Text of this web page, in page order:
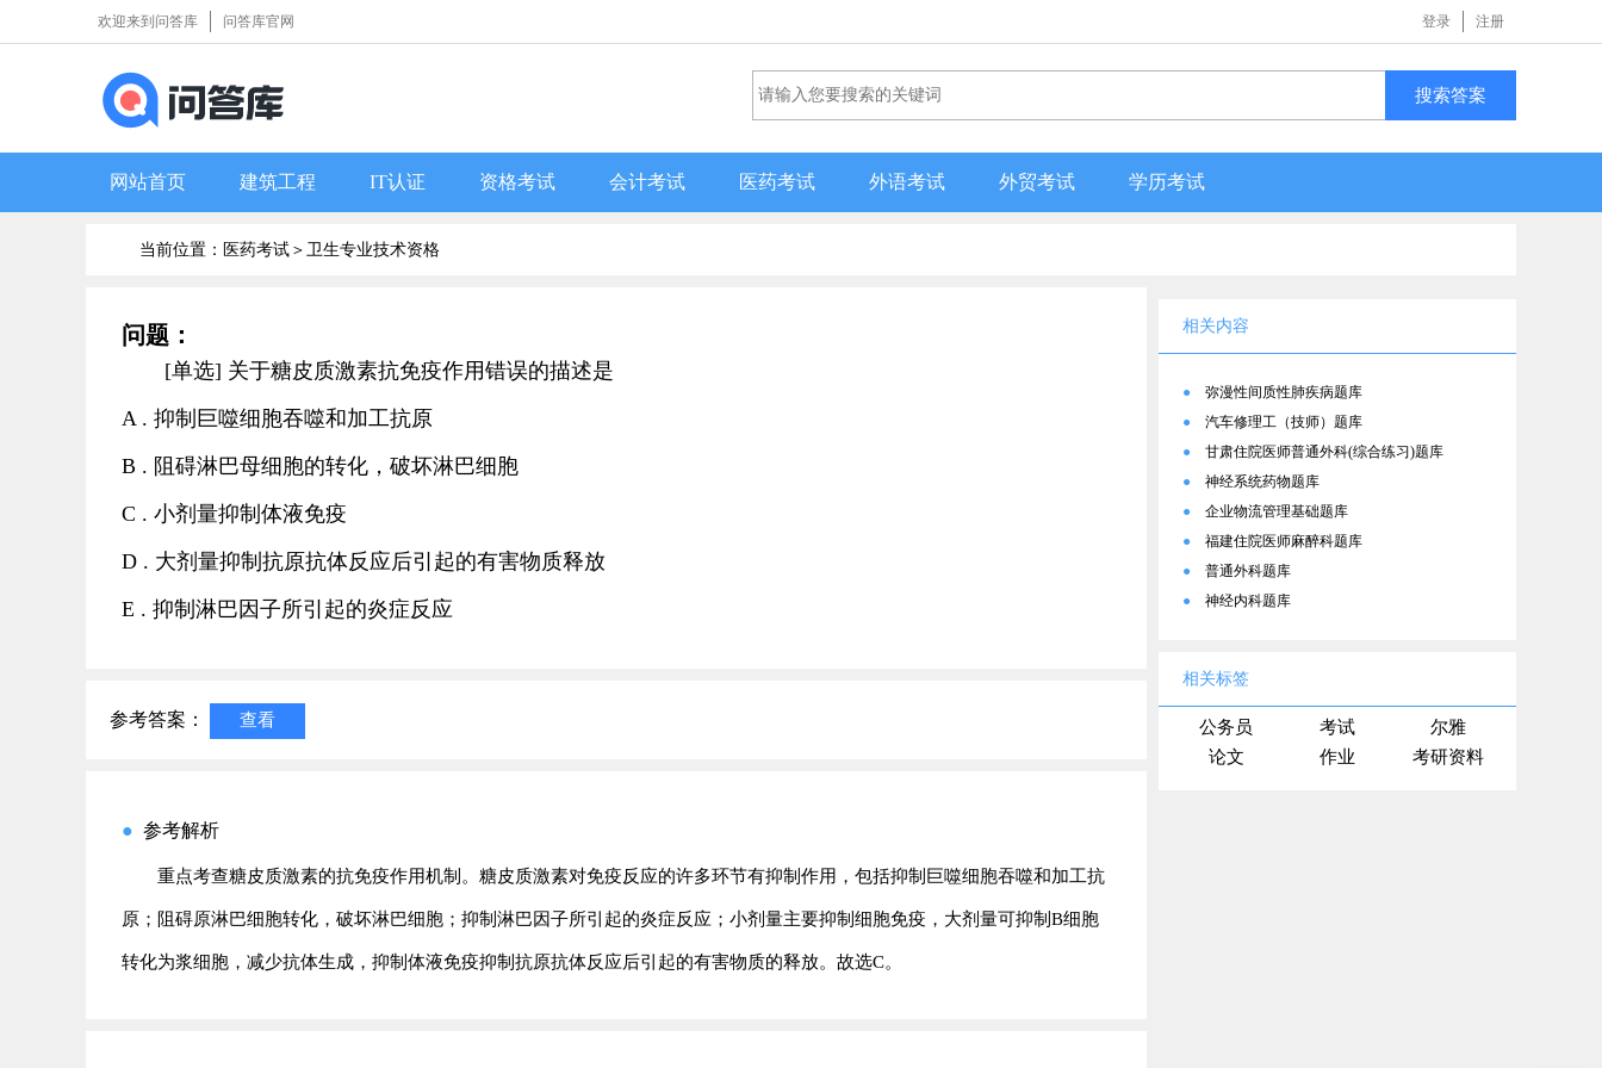
登录 注册
欢迎来到问答库 问答库官网
搜索答案
网站首页 建筑工程 IT认证 资格考试 会计考试 医药考试 外语考试 外贸考试 学历考试
当前位置：医药考试＞ 卫生专业技术资格
问题：
[单选] 关于糖皮质激素抗免疫作用错误的描述是
A . 抑制巨噬细胞吞噬和加工抗原
B . 阻碍淋巴母细胞的转化，破坏淋巴细胞
C . 小剂量抑制体液免疫
D . 大剂量抑制抗原抗体反应后引起的有害物质释放
E . 抑制淋巴因子所引起的炎症反应
参考答案： 查看
● 参考解析
重点考查糖皮质激素的抗免疫作用机制。糖皮质激素对免疫反应的许多环节有抑制作用，包括抑制巨噬细胞吞噬和加工抗
原；阻碍原淋巴细胞转化，破坏淋巴细胞；抑制淋巴因子所引起的炎症反应；小剂量主要抑制细胞免疫，大剂量可抑制B细胞
转化为浆细胞，减少抗体生成，抑制体液免疫抑制抗原抗体反应后引起的有害物质的释放。故选C。
相关内容
●
弥漫性间质性肺疾病题库
●
汽车修理工（技师）题库
●
甘肃住院医师普通外科(综合练习)题库
●
神经系统药物题库
●
企业物流管理基础题库
●
福建住院医师麻醉科题库
●
普通外科题库
●
神经内科题库
相关标签
公务员 考试
尔雅
论文
作业 考研资料